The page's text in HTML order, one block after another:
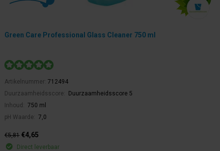
Green Care Professional Glass Cleaner 750 ml
Artikelnummer: 712494
Duurzaamheidsscore:
Duurzaamheidsscore 5
Inhoud:
750 ml
pH Waarde:
7,0
€5,81 €4,65
Direct leverbaar